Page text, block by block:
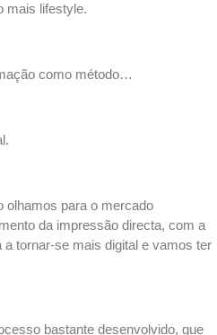
mais lifestyle.
como método…
olhamos para o mercado
da impressão directa, com a
tornar-se mais digital e vamos ter
bastante desenvolvido, que